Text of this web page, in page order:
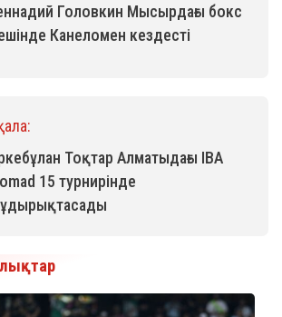
Головкин Мысырдағы бокс
Канеломен кездесті
Тоқтар Алматыдағы IBA
15 турнирінде